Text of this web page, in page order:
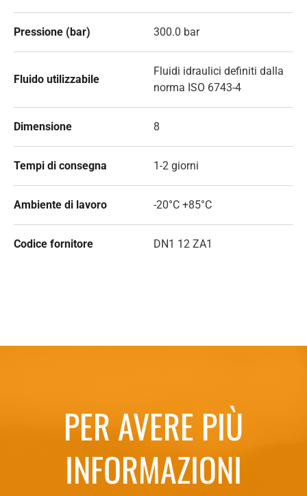
Pressione (bar) 300.0 bar
Fluido utilizzabile
Fluidi idraulici definiti dalla
norma ISO 6743-4
Dimensione 8
Tempi di consegna 1-2 giorni
Ambiente di lavoro -20°C +85°C
Codice fornitore DN1 12 ZA1
PER AVERE PIÙ
INFORMAZIONI